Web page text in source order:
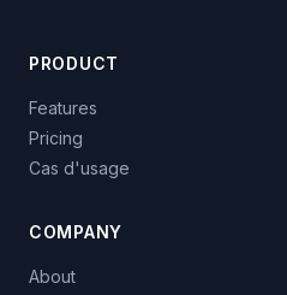
PRODUCT
Features
Pricing
Cas d'usage
COMPANY
About